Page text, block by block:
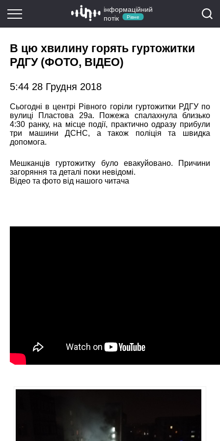
інформаційний
потік
Рівне
В цю хвилину горять гуртожитки
РДГУ (ФОТО, ВІДЕО)
5:44 28 Грудня 2018
Сьогодні в центрі Рівного горіли гуртожитки РДГУ по
вулиці Пластова 29а. Пожежа спалахнула близько
4:30 ранку, на місце події, практично одразу прибули
три машини ДСНС, а також поліція та швидка
допомога.
Мешканців гуртожитку було евакуйовано. Причини
загоряння та деталі поки невідомі.
Відео та фото від нашого читача